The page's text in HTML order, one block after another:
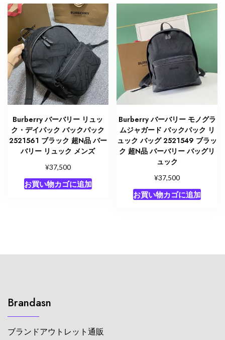
Burberry バーバリー リュッ
ク・デイパック バックパック
2521561 ブラック 超N品 バー
バリー リュック メンズ
¥37,500
お買い物カゴに追加
Burberry バーバリー モノグラ
ムジャガード バックパック リ
ュック バッグ 2521549 ブラッ
ク 超N品 バーバリー バッグリ
ュック
¥37,500
お買い物カゴに追加
Brandasn
ブランドアウトレット通販